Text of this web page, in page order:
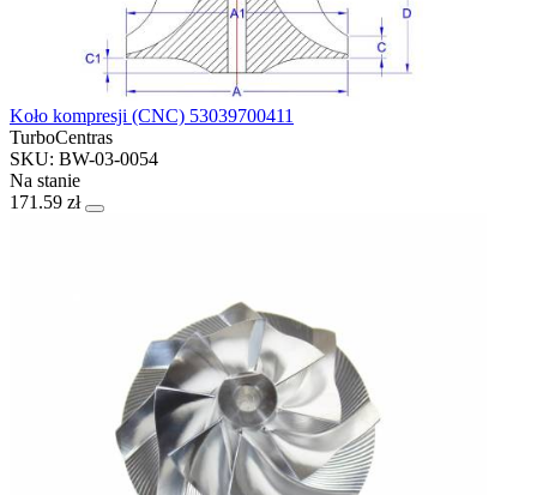
Koło kompresji (CNC) 53039700411
TurboCentras
SKU: BW-03-0054
Na stanie
171.59 zł